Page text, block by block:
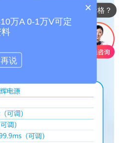
可以定制任意规格？
×
万A 0-1万V可定
说